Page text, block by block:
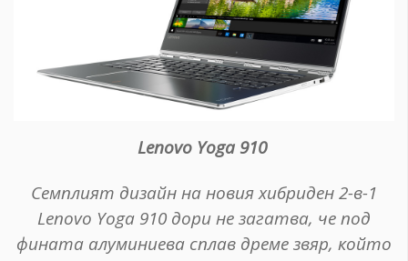
Lenovo Yoga 910
Семплият дизайн на новия хибриден 2-в-1
Lenovo Yoga 910 дори не загатва, че под
фината алуминиева сплав дреме звяр, който